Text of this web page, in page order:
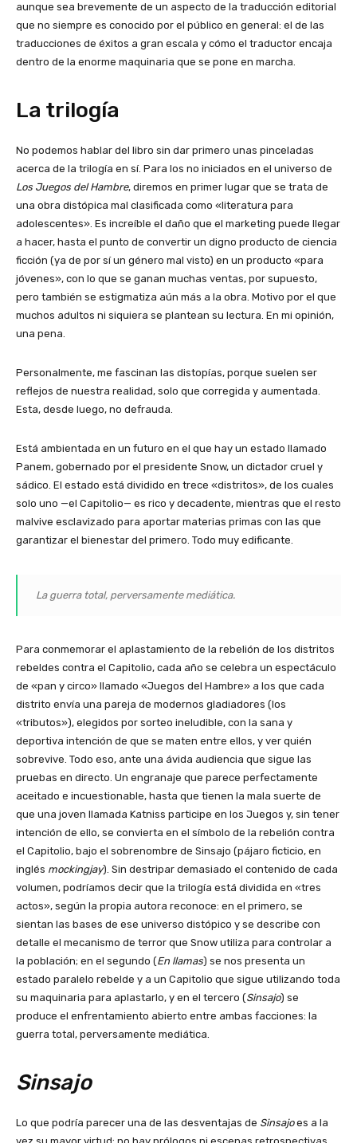
aunque sea brevemente de un aspecto de la traducción editorial
que no siempre es conocido por el público en general: el de las
traducciones de éxitos a gran escala y cómo el traductor encaja
dentro de la enorme maquinaria que se pone en marcha.
La trilogía
No podemos hablar del libro sin dar primero unas pinceladas
acerca de la trilogía en sí. Para los no iniciados en el universo de
Los Juegos del Hambre, diremos en primer lugar que se trata de
una obra distópica mal clasificada como «literatura para
adolescentes». Es increíble el daño que el marketing puede llegar
a hacer, hasta el punto de convertir un digno producto de ciencia
ficción (ya de por sí un género mal visto) en un producto «para
jóvenes», con lo que se ganan muchas ventas, por supuesto,
pero también se estigmatiza aún más a la obra. Motivo por el que
muchos adultos ni siquiera se plantean su lectura. En mi opinión,
una pena.
Personalmente, me fascinan las distopías, porque suelen ser
reflejos de nuestra realidad, solo que corregida y aumentada.
Esta, desde luego, no defrauda.
Está ambientada en un futuro en el que hay un estado llamado
Panem, gobernado por el presidente Snow, un dictador cruel y
sádico. El estado está dividido en trece «distritos», de los cuales
solo uno —el Capitolio— es rico y decadente, mientras que el resto
malvive esclavizado para aportar materias primas con las que
garantizar el bienestar del primero. Todo muy edificante.
La guerra total, perversamente mediática.
Para conmemorar el aplastamiento de la rebelión de los distritos
rebeldes contra el Capitolio, cada año se celebra un espectáculo
de «pan y circo» llamado «Juegos del Hambre» a los que cada
distrito envía una pareja de modernos gladiadores (los
«tributos»), elegidos por sorteo ineludible, con la sana y
deportiva intención de que se maten entre ellos, y ver quién
sobrevive. Todo eso, ante una ávida audiencia que sigue las
pruebas en directo. Un engranaje que parece perfectamente
aceitado e incuestionable, hasta que tienen la mala suerte de
que una joven llamada Katniss participe en los Juegos y, sin tener
intención de ello, se convierta en el símbolo de la rebelión contra
el Capitolio, bajo el sobrenombre de Sinsajo (pájaro ficticio, en
inglés mockingjay). Sin destripar demasiado el contenido de cada
volumen, podríamos decir que la trilogía está dividida en «tres
actos», según la propia autora reconoce: en el primero, se
sientan las bases de ese universo distópico y se describe con
detalle el mecanismo de terror que Snow utiliza para controlar a
la población; en el segundo (En llamas) se nos presenta un
estado paralelo rebelde y a un Capitolio que sigue utilizando toda
su maquinaria para aplastarlo, y en el tercero (Sinsajo) se
produce el enfrentamiento abierto entre ambas facciones: la
guerra total, perversamente mediática.
Sinsajo
Lo que podría parecer una de las desventajas de Sinsajoes a la